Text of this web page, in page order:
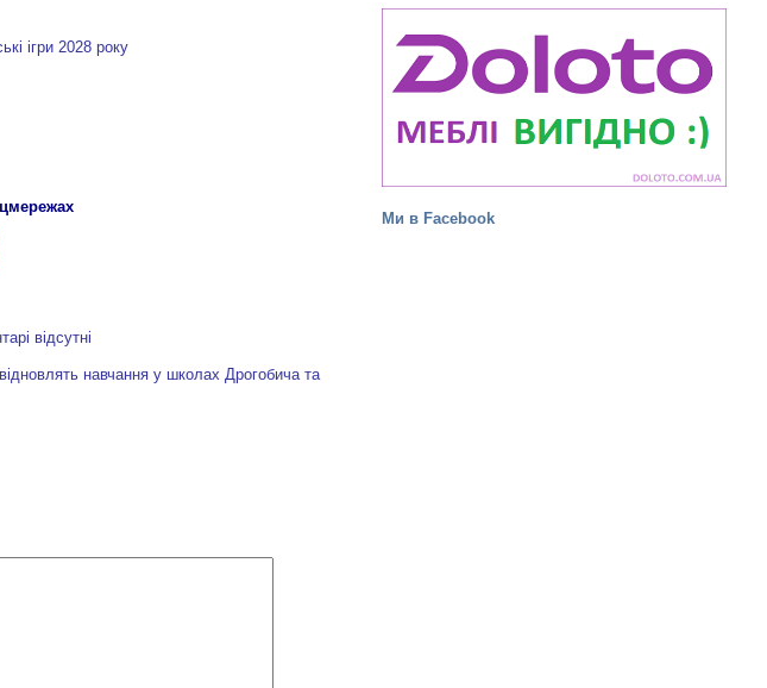
Ми в Facebook
ігри 2028 року
відсутні
навчання у школах Дрогобича та